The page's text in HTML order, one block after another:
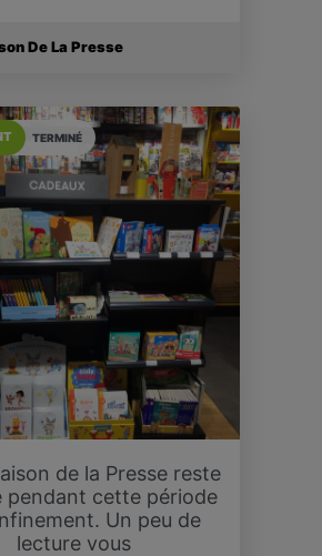
De La Presse
TERMINÉ
de la Presse reste
pendant cette période
Un peu de
lecture vous